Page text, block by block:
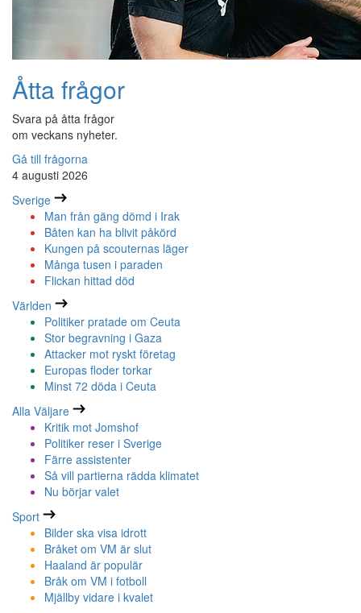
Åtta frågor
Svara på åtta frågor
om veckans nyheter.
Gå till frågorna
4 augusti 2026
Sverige
Man från gäng dömd i Irak
Båten kan ha blivit påkörd
Kungen på scouternas läger
Många tusen i paraden
Flickan hittad död
Världen
Politiker pratade om Ceuta
Stor begravning i Gaza
Attacker mot ryskt företag
Europas floder torkar
Minst 72 döda i Ceuta
Alla Väljare
Kritik mot Jomshof
Politiker reser i Sverige
Färre assistenter
Så vill partierna rädda klimatet
Nu börjar valet
Sport
Bilder ska visa idrott
Bråket om VM är slut
Haaland är populär
Bråk om VM i fotboll
Mjällby vidare i kvalet